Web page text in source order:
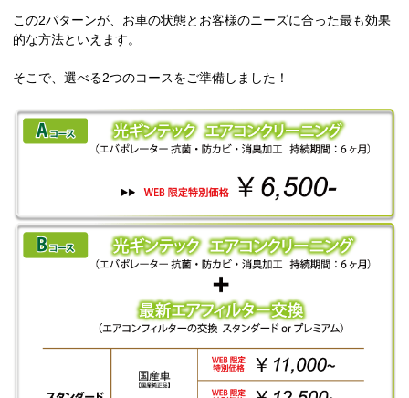
この2パターンが、お車の状態とお客様のニーズに合った最も効果
的な方法といえます。
そこで、選べる2つのコースをご準備しました！